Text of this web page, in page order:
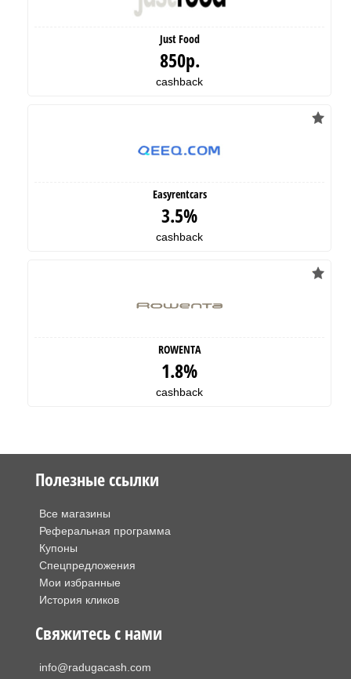
Just Food
850р.
cashback
Easyrentcars
3.5%
cashback
ROWENTA
1.8%
cashback
Полезные ссылки
Все магазины
Реферальная программа
Купоны
Спецпредложения
Мои избранные
История кликов
Свяжитесь с нами
info@radugacash.com